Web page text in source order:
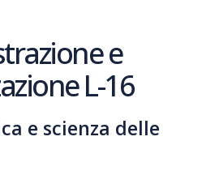
e
L-16
e scienza delle